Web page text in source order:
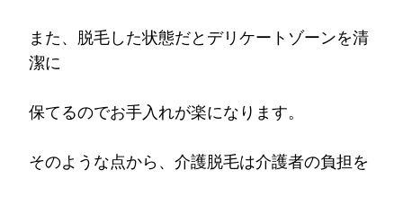
また、脱毛した状態だとデリケートゾーンを清
潔に
保てるのでお手入れが楽になります。
そのような点から、介護脱毛は介護者の負担を